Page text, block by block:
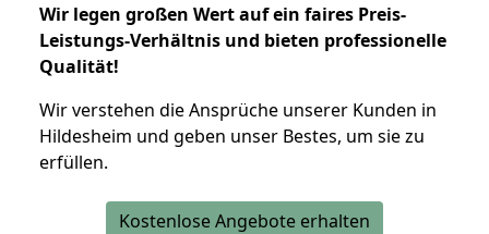
Wir legen großen Wert auf ein faires Preis-
Leistungs-Verhältnis und bieten professionelle
Qualität!
Wir verstehen die Ansprüche unserer Kunden in
Hildesheim und geben unser Bestes, um sie zu
erfüllen.
Kostenlose Angebote erhalten